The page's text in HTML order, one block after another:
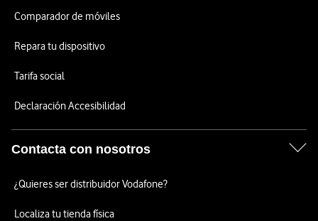
Comparador de móviles
Repara tu dispositivo
Tarifa social
Declaración Accesibilidad
Contacta con nosotros
¿Quieres ser distribuidor Vodafone?
Localiza tu tienda física